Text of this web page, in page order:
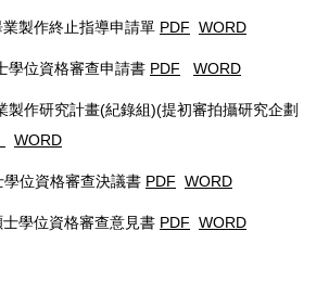
製作終止指導申請單 PDF WORD
學位資格審查申請書 PDF WORD
製作研究計畫(紀錄組)(提初審拍攝研究企劃
WORD
學位資格審查決議書 PDF WORD
學位資格審查意見書 PDF WORD